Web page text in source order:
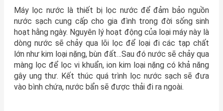
Máy lọc nước là thiết bị lọc nước để đảm bảo nguồn
nước sạch cung cấp cho gia đình trong đời sống sinh
hoạt hằng ngày. Nguyên lý hoạt động của loại máy này là
dòng nước sẽ chảy qua lõi lọc để loại đi các tạp chất
lớn như kim loại nặng, bùn đất…Sau đó nước sẽ chảy qua
màng lọc để lọc vi khuẩn, ion kim loại nặng có khả năng
gây ung thư. Kết thúc quá trình lọc nước sạch sẽ đưa
vào bình chứa, nước bẩn sẽ được thải đi ra ngoài.